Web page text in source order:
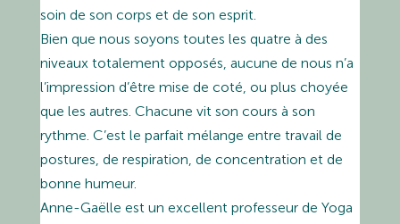
soin de son corps et de son esprit.
Bien que nous soyons toutes les quatre à des
niveaux totalement opposés, aucune de nous n’a
l’impression d’être mise de coté, ou plus choyée
que les autres. Chacune vit son cours à son
rythme. C’est le parfait mélange entre travail de
postures, de respiration, de concentration et de
bonne humeur.
Anne-Gaëlle est un excellent professeur de Yoga